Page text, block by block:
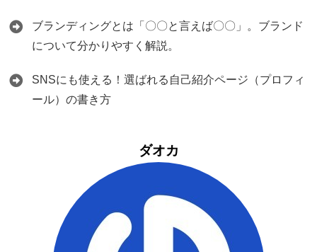
ブランディングとは「〇〇と言えば〇〇」。ブランド
について分かりやすく解説。
SNSにも使える！選ばれる自己紹介ページ（プロフィ
ール）の書き方
ダオカ